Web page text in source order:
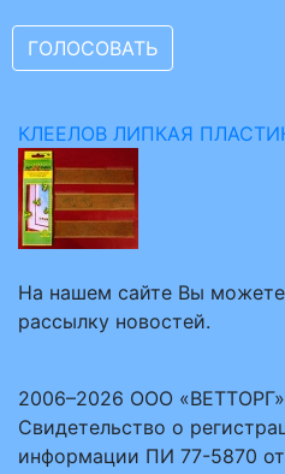
КЛЕЕЛОВ ЛИПКАЯ
На нашем сайте Вы можете
рассылку новостей.
2006–2026 ООО
Свидетельство о
информации ПИ 77-5870 от